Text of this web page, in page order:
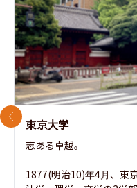
東京大学
志ある卓越。
1877(明治10)年4月、東
前のスライド